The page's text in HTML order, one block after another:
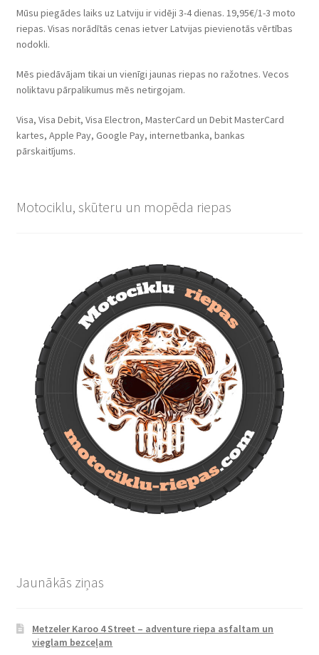
Mūsu piegādes laiks uz Latviju ir vidēji 3-4 dienas. 19,95€/1-3 moto
riepas. Visas norādītās cenas ietver Latvijas pievienotās vērtības
nodokli.
Mēs piedāvājam tikai un vienīgi jaunas riepas no ražotnes. Vecos
noliktavu pārpalikumus mēs netirgojam.
Visa, Visa Debit, Visa Electron, MasterCard un Debit MasterCard
kartes, Apple Pay, Google Pay, internetbanka, bankas
pārskaitījums.
Motociklu, skūteru un mopēda riepas
Jaunākās ziņas
Metzeler Karoo 4 Street – adventure riepa asfaltam un
vieglam bezceļam